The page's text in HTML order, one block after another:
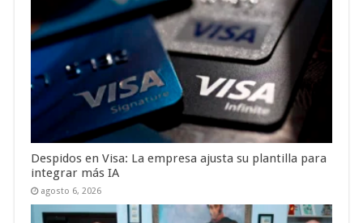
Despidos en Visa: La empresa ajusta su plantilla para
integrar más IA
agosto 6, 2026